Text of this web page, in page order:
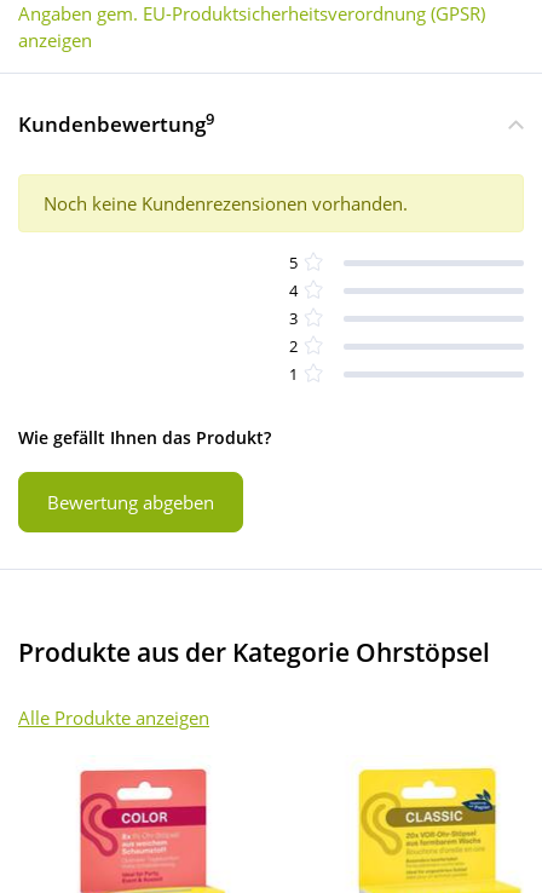
Angaben gem. EU-Produktsicherheitsverordnung (GPSR)
anzeigen
Kundenbewertung9
Noch keine Kundenrezensionen vorhanden.
5
4
3
2
1
Wie gefällt Ihnen das Produkt?
Bewertung abgeben
Produkte aus der Kategorie Ohrstöpsel
Alle Produkte anzeigen